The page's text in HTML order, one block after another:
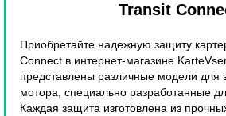
Transit
Приобретайте надежную защиту
Connect в интернет-магазине
представлены различные модели
мотора, специально разработанные
Каждая защита изготовлена из